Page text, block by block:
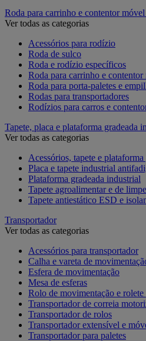
Roda para carrinho e contentor
Ver todas as categorias
Acessórios para rodízio
Roda de sulco
Roda e rodízio específicos
Roda para carrinho e
Roda para porta-paletes e
Rodas para transportadores
Rodízios para carros e
Tapete, placa e plataforma gradeada
Ver todas as categorias
Acessórios, tapete e plataforma
Placa e tapete industrial
Plataforma gradeada industrial
Tapete agroalimentar e de
Tapete antiestático ESD e
Transportador
Ver todas as categorias
Acessórios para transportador
Calha e vareta de
Esfera de movimentação
Mesa de esferas
Rolo de movimentação e rolete
Transportador de correia
Transportador de rolos
Transportador extensível e
Transportador para paletes